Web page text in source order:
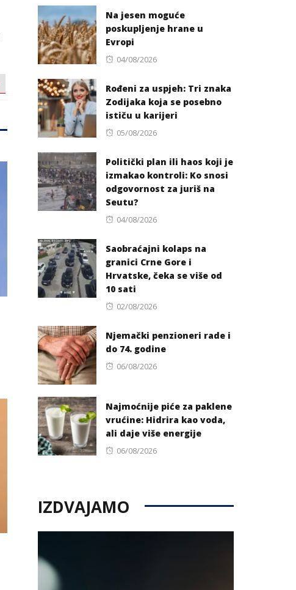
Na jesen moguće
poskupljenje hrane u
Evropi
Posted
04/08/2026
Rođeni za uspjeh: Tri znaka
Zodijaka koja se posebno
ističu u karijeri
Posted
05/08/2026
Politički plan ili haos koji je
izmakao kontroli: Ko snosi
odgovornost za juriš na
Seutu?
Posted
04/08/2026
Saobraćajni kolaps na
granici Crne Gore i
Hrvatske, čeka se više od
10 sati
Posted
02/08/2026
Njemački penzioneri rade i
do 74. godine
Posted
06/08/2026
Najmoćnije piće za paklene
vrućine: Hidrira kao voda,
ali daje više energije
Posted
06/08/2026
IZDVAJAMO